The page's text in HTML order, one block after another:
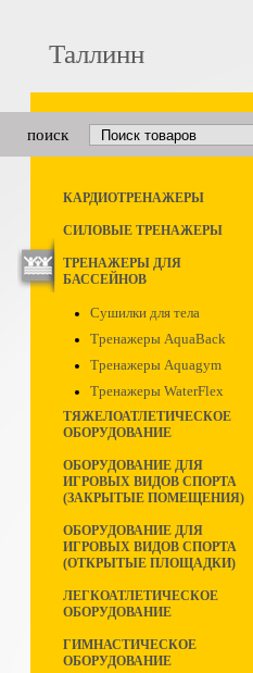
Таллинн
поиск
КАРДИОТРЕНАЖЕРЫ
СИЛОВЫЕ ТРЕНАЖЕРЫ
ТРЕНАЖЕРЫ ДЛЯ
БАССЕЙНОВ
Сушилки для тела
Тренажеры AquaBack
Тренажеры Aquagym
Тренажеры WaterFlex
ТЯЖЕЛОАТЛЕТИЧЕСКОЕ
ОБОРУДОВАНИЕ
ОБОРУДОВАНИЕ ДЛЯ
ИГРОВЫХ ВИДОВ СПОРТА
(ЗАКРЫТЫЕ ПОМЕЩЕНИЯ)
ОБОРУДОВАНИЕ ДЛЯ
ИГРОВЫХ ВИДОВ СПОРТА
(ОТКРЫТЫЕ ПЛОЩАДКИ)
ЛЕГКОАТЛЕТИЧЕСКОЕ
ОБОРУДОВАНИЕ
ГИМНАСТИЧЕСКОЕ
ОБОРУДОВАНИЕ